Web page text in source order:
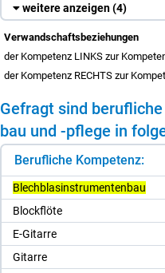
weitere anzeigen(4)
Verwandschaftsbeziehungen
der Kompetenz LINKS zur
der Kompetenz RECHTS zur
Ge­fragt sind
bau und -pfle­ge in
Berufliche Kompetenz:
Blechblasinstrumentenbau
Block­flö­te
E-Gi­tar­re
Gi­tar­re